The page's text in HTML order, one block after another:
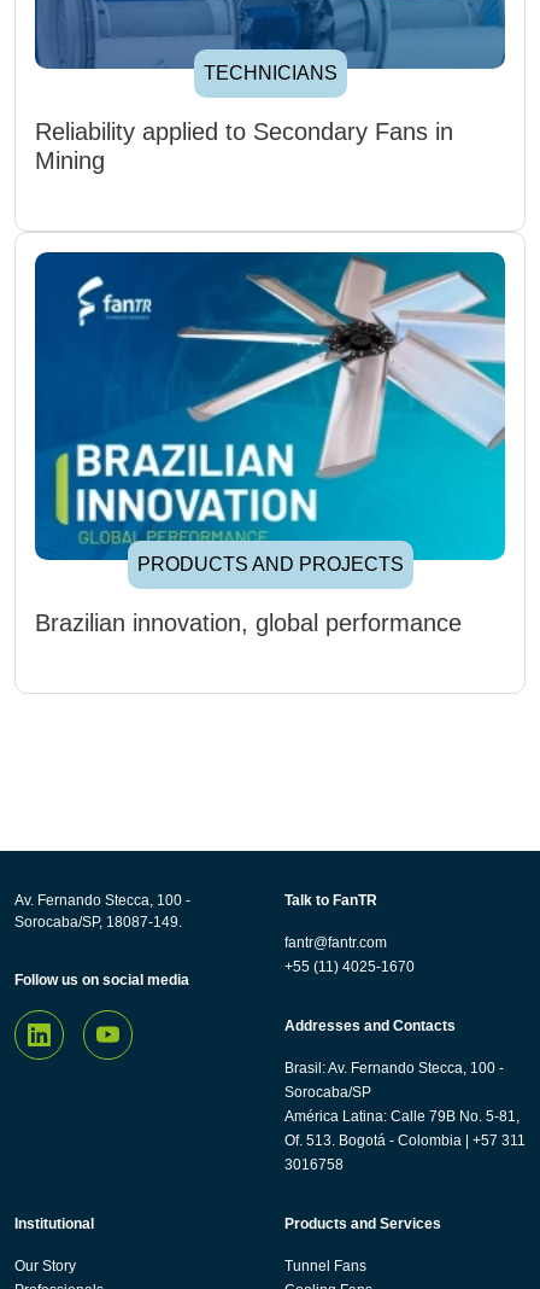
TECHNICIANS
Reliability applied to Secondary Fans in
Mining
PRODUCTS AND PROJECTS
Brazilian innovation, global performance
Av. Fernando Stecca, 100 -
Sorocaba/SP, 18087-149.
Follow us on social media
Talk to FanTR
fantr@fantr.com
+55 (11) 4025-1670
Addresses and Contacts
Brasil: Av. Fernando Stecca, 100 -
Sorocaba/SP
América Latina: Calle 79B No. 5-81,
Of. 513. Bogotá - Colombia | +57 311
3016758
Institutional
Our Story
Products and Services
Tunnel Fans